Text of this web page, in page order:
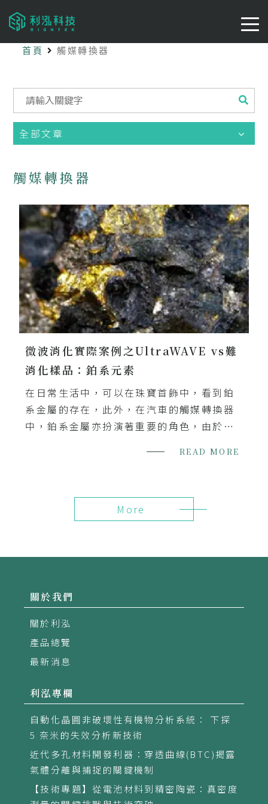
首頁 觸媒轉換器
全部文章
觸媒轉換器
微波消化實際案例之UltraWAVE vs難
消化樣品：鉑系元素
在日常生活中，可以在珠寶首飾中，看到鉑
系金屬的存在，此外，在汽車的觸媒轉換器
中，鉑系金屬亦扮演著重要的角色，由於它
有PGEs的樣品通常是惰性材料，非常難進行
足，亦導致須花費長時間實驗以及回收率也
READ MORE
More
關於我們
關於利泓
產品總覽
最新消息
利泓專欄
自動化晶圓非破壞性有機物分析系統： 下探
5 奈米的失效分析新技術
近代多孔材料開發利器：穿透曲線(BTC)揭露
氣體分離與捕捉的關鍵機制
【技術專題】從電池材料到精密陶瓷：真密度